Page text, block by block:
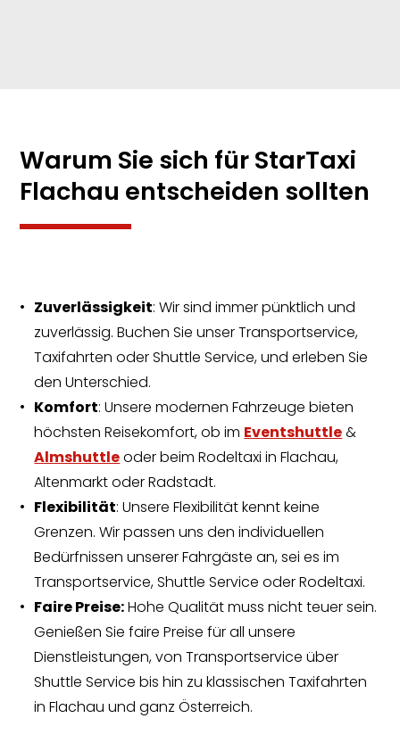
Warum Sie sich für StarTaxi
Flachau entscheiden sollten
Zuverlässigkeit: Wir sind immer pünktlich und
zuverlässig. Buchen Sie unser Transportservice,
Taxifahrten oder Shuttle Service, und erleben Sie
den Unterschied.
Komfort: Unsere modernen Fahrzeuge bieten
höchsten Reisekomfort, ob im Eventshuttle&
Almshuttleoder beim Rodeltaxi in Flachau,
Altenmarkt oder Radstadt.
Flexibilität: Unsere Flexibilität kennt keine
Grenzen. Wir passen uns den individuellen
Bedürfnissen unserer Fahrgäste an, sei es im
Transportservice, Shuttle Service oder Rodeltaxi.
Faire Preise:Hohe Qualität muss nicht teuer sein.
Genießen Sie faire Preise für all unsere
Dienstleistungen, von Transportservice über
Shuttle Service bis hin zu klassischen Taxifahrten
in Flachau und ganz Österreich.